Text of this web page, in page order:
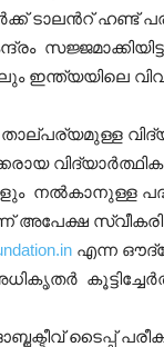
ടാലൻറ് ഹണ്ട്
ഇന്ത്യയിലെ
അപേക്ഷ
എന്ന
ടൈപ്പ്